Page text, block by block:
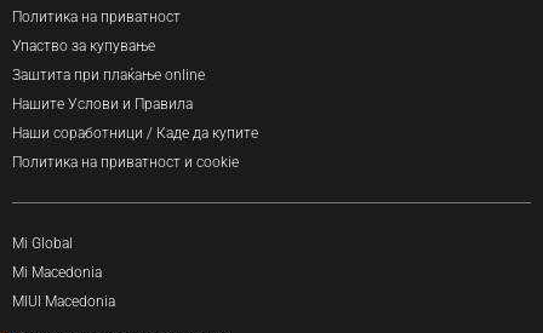
Политика на приватност
Упаство за купување
Заштита при плаќање online
Нашите Услови и Правила
Наши соработници / Каде да купите
Политика на приватност и cookie
Mi Global
Mi Macedonia
MIUI Macedonia